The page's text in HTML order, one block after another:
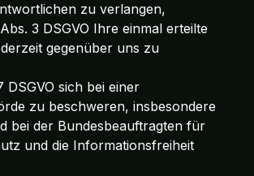
zu verlangen,
3 DSGVO Ihre einmal erteilte
gegenüber uns zu
DSGVO sich bei einer
zu beschweren, insbesondere
bei der Bundesbeauftragten für
und die Informationsfreiheit